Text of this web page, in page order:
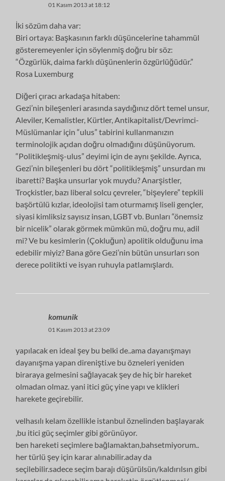
01 Kasım 2013 at 18:12
İki sözüm daha var:
Biri ortaya: Başkasının farklı düşüncelerine tahammül
gösteremeyenler için söylenmiş doğru bir söz:
“Özgürlük, daima farklı düşünenlerin özgürlüğüdür.”
Rosa Luxemburg
Diğeri çıracı arkadaşa hitaben:
Gezi’nin bileşenleri arasında saydığınız dört temel unsur,
Aleviler, Kemalistler, Kürtler, Antikapitalist/Devrimci-
Müslümanlar için “ulus” tabirini kullanmanızın
terminolojik açıdan doğru olmadığını düşünüyorum.
“Politikleşmiş-ulus” deyimi için de aynı şekilde. Ayrıca,
Gezi’nin bileşenleri bu dört “politikleşmiş” unsurdan mı
ibaretti? Başka unsurlar yok muydu? Anarşistler,
Troçkistler, bazı liberal solcu çevreler, “bişeylere” tepkili
başörtülü kızlar, ideolojisi tam oturmamış liseli gençler,
siyasi kimliksiz sayısız insan, LGBT vb. Bunları “önemsiz
bir nicelik” olarak görmek mümkün mü, doğru mu, adil
mi? Ve bu kesimlerin (Çokluğun) apolitik olduğunu ima
edebilir miyiz? Bana göre Gezi’nin bütün unsurları son
derece politikti ve isyan ruhuyla patlamışlardı.
komunik
01 Kasım 2013 at 23:09
yapılacak en ideal şey bu belki de..ama dayanışmayı
dayanışma yapan direnişti.ve bu özneleri yeniden
biraraya gelmesini sağlayacak şey de hiç bir hareket
olmadan olmaz. yani itici güç yine yapı ve klikleri
harekete geçirebilir.
velhasılı kelam özellikle istanbul öznelinden başlayarak
,bu itici güç seçimler gibi görünüyor.
ben hareketi seçimlere bağlamaktan,bahsetmiyorum..
her türlü şey için karar alınabilir.aday da
seçilebilir.sadece seçim barajı düşürülsün/kaldırılsın gibi